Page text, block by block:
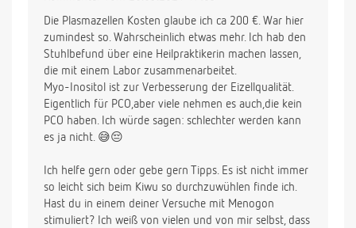
Die Plasmazellen Kosten glaube ich ca 200 €. War hier
zumindest so. Wahrscheinlich etwas mehr. Ich hab den
Stuhlbefund über eine Heilpraktikerin machen lassen,
die mit einem Labor zusammenarbeitet.
Myo-Inositol ist zur Verbesserung der Eizellqualität.
Eigentlich für PCO,aber viele nehmen es auch,die kein
PCO haben. Ich würde sagen: schlechter werden kann
es ja nicht. 😅😔
Ich helfe gern oder gebe gern Tipps. Es ist nicht immer
so leicht sich beim Kiwu so durchzuwühlen finde ich.
Hast du in einem deiner Versuche mit Menogon
stimuliert? Ich weiß von vielen und von mir selbst, dass